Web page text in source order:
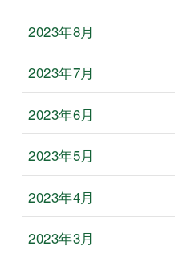
2023年8月
2023年7月
2023年6月
2023年5月
2023年4月
2023年3月